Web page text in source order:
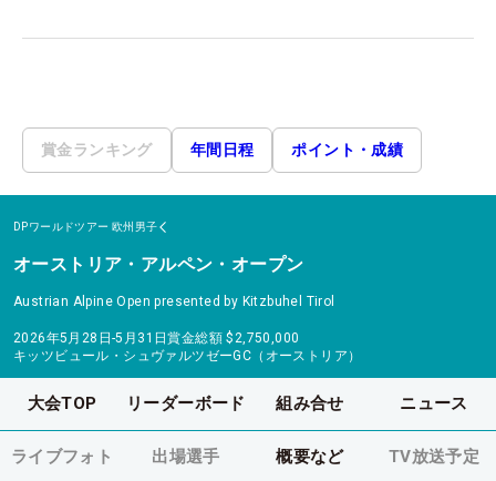
賞金ランキング 年間日程 ポイント・成績
DPワールドツアー 欧州男子
オーストリア・アルペン・オープン
Austrian Alpine Open presented by Kitzbuhel Tirol
2026年5月28日-5月31日賞金総額 $2,750,000
キッツビュール・シュヴァルツゼーGC（オーストリア）
大会TOP リーダーボード 組み合せ ニュース
ライブフォト 出場選手 概要など TV放送予定